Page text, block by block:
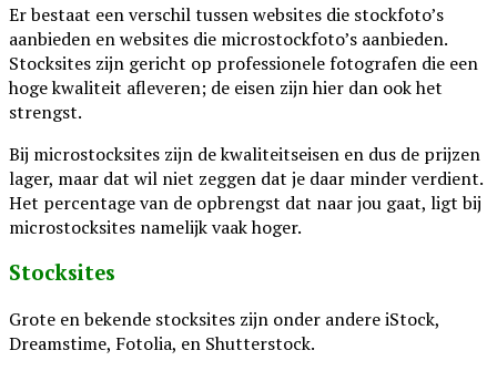
Er bestaat een verschil tussen websites die stockfoto’s
aanbieden en websites die microstockfoto’s aanbieden.
Stocksites zijn gericht op professionele fotografen die een
hoge kwaliteit afleveren; de eisen zijn hier dan ook het
strengst.
Bij microstocksites zijn de kwaliteitseisen en dus de prijzen
lager, maar dat wil niet zeggen dat je daar minder verdient.
Het percentage van de opbrengst dat naar jou gaat, ligt bij
microstocksites namelijk vaak hoger.
Stocksites
Grote en bekende stocksites zijn onder andere iStock,
Dreamstime, Fotolia, en Shutterstock.